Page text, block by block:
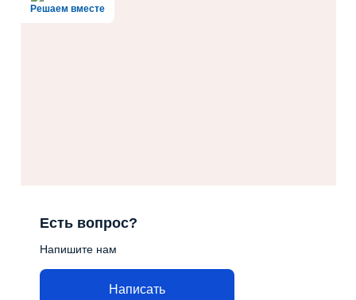
Решаем вместе
Есть вопрос?
Напишите нам
Написать